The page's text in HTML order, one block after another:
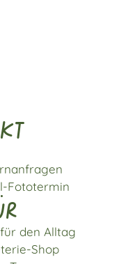
Fototermin
den Alltag
Shop